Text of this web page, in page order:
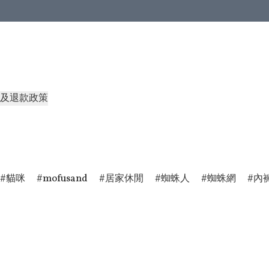
退款政策
貓咪 mofusand 居家休閒 蜘蛛人 蜘蛛網 內